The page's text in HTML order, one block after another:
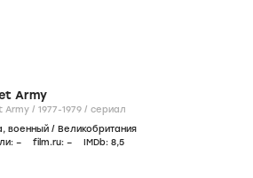
Army
Secret Army / 1977-1979 / сериал
, военный / Великобритания
– film.ru: – IMDb: 8,5